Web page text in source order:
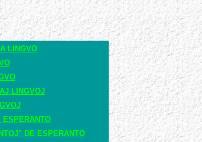
LINGVO
LINGVOJ
DE ESPERANTO